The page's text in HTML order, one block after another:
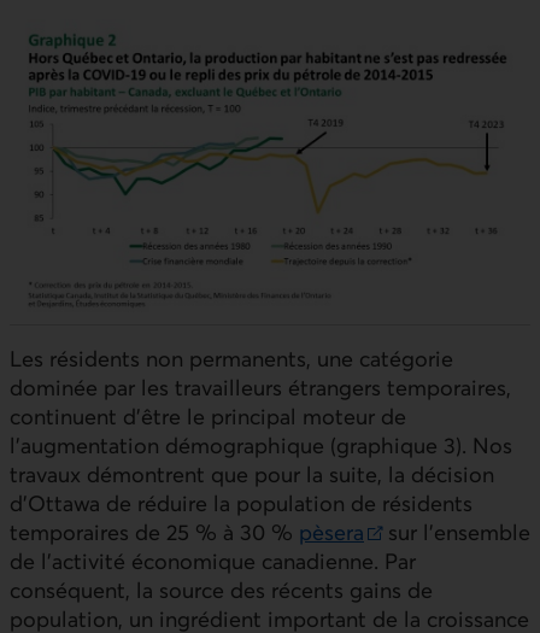
Les résidents non permanents, une catégorie
dominée par les travailleurs étrangers temporaires,
continuent d’être le principal moteur de
l’augmentation démographique (graphique 3). Nos
travaux démontrent que pour la suite, la décision
d’Ottawa de réduire la population de résidents
temporaires de 25 % à 30 % pèsera
Lien externe au site.
sur l’ensemble
de l’activité économique canadienne. Par
conséquent, la source des récents gains de
population, un ingrédient important de la croissance